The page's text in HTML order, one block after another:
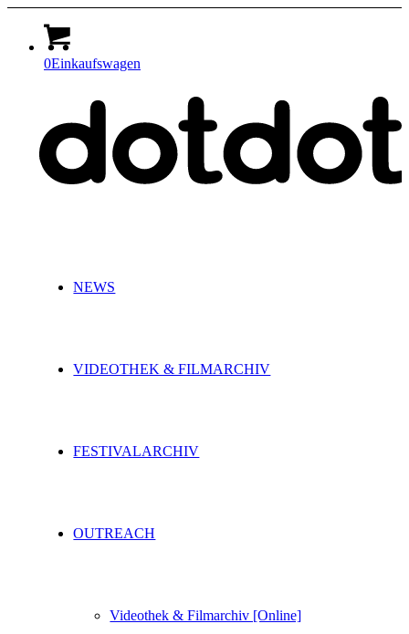
0Einkaufswagen
NEWS
VIDEOTHEK & FILMARCHIV
FESTIVALARCHIV
OUTREACH
Videothek & Filmarchiv [Online]